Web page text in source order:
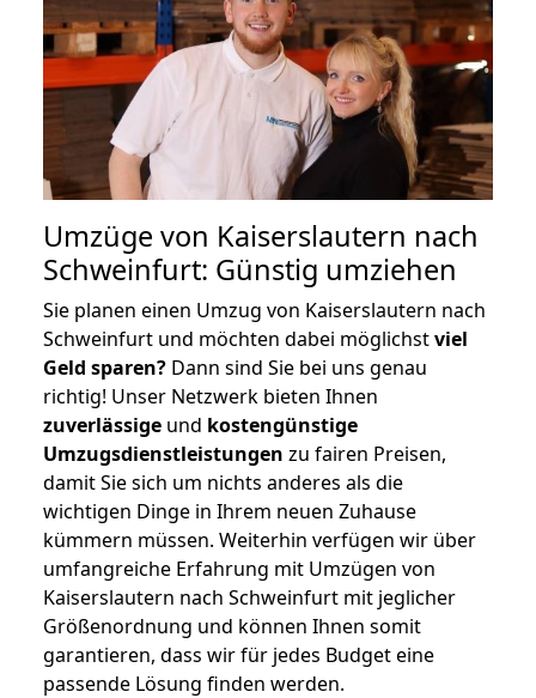
Umzüge von Kaiserslautern nach
Schweinfurt: Günstig umziehen
Sie planen einen Umzug von Kaiserslautern nach
Schweinfurt und möchten dabei möglichstviel
Geld sparen? Dann sind Sie bei uns genau
richtig! Unser Netzwerk bieten Ihnen
zuverlässige und kostengünstige
Umzugsdienstleistungen zu fairen Preisen,
damit Sie sich um nichts anderes als die
wichtigen Dinge in Ihrem neuen Zuhause
kümmern müssen. Weiterhin verfügen wir über
umfangreiche Erfahrung mit Umzügen von
Kaiserslautern nach Schweinfurt mit jeglicher
Größenordnung und können Ihnen somit
garantieren, dass wir für jedes Budget eine
passende Lösung finden werden.